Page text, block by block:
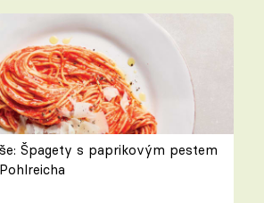
Špagety s paprikovým pestem